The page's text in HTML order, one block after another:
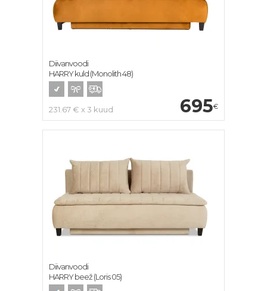
695€
231.67 € x 3 kuud
Diivanvoodi
HARRY kuld (Monolith 48)
Diivanvoodi
HARRY beež (Loris 05)